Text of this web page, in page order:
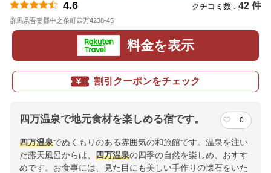
4.6 クチコミ数 : 42 件
群馬県吾妻郡中之条町四万4238-45
料金を表示
割引クーポンをチェック
四万温泉で地元食材を楽しめる宿です。 0
四万温泉でぬくもりのある雰囲気の和旅館です。温泉を注い
だ露天風呂からは、 四万温泉の四季の自然を楽しめ、おすす
めです。お食事には、見た目にも美しい手作りの懐石をいた